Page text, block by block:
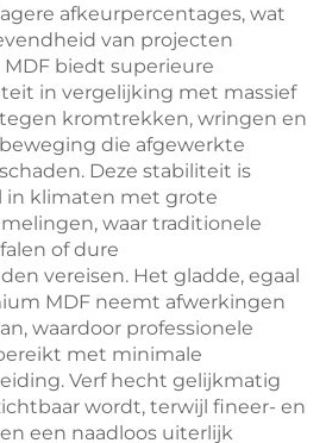
afkeurpercentages, wat
van projecten
biedt superieure
in vergelijking met massief
kromtrekken, wringen en
die afgewerkte
Deze stabiliteit is
in klimaten met grote
waar traditionele
of dure
vereisen. Het gladde, egaal
MDF neemt afwerkingen
waardoor professionele
met minimale
Verf hecht gelijkmatig
wordt, terwijl fineer- en
een naadloos uiterlijk